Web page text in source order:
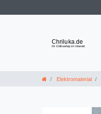
Elektromaterial